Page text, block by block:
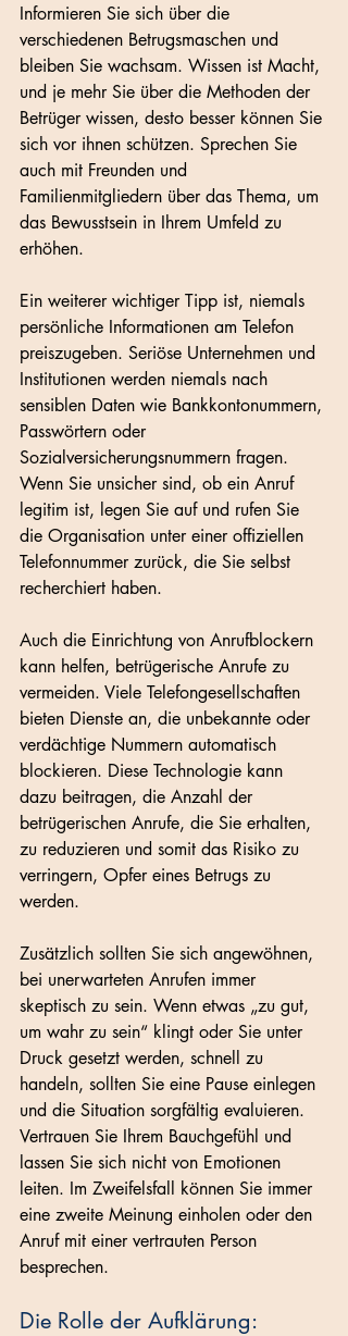
Informieren Sie sich über die
verschiedenen Betrugsmaschen und
bleiben Sie wachsam. Wissen ist Macht,
und je mehr Sie über die Methoden der
Betrüger wissen, desto besser können Sie
sich vor ihnen schützen. Sprechen Sie
auch mit Freunden und
Familienmitgliedern über das Thema, um
das Bewusstsein in Ihrem Umfeld zu
erhöhen.
Ein weiterer wichtiger Tipp ist, niemals
persönliche Informationen am Telefon
preiszugeben. Seriöse Unternehmen und
Institutionen werden niemals nach
sensiblen Daten wie Bankkontonummern,
Passwörtern oder
Sozialversicherungsnummern fragen.
Wenn Sie unsicher sind, ob ein Anruf
legitim ist, legen Sie auf und rufen Sie
die Organisation unter einer offiziellen
Telefonnummer zurück, die Sie selbst
recherchiert haben.
Auch die Einrichtung von Anrufblockern
kann helfen, betrügerische Anrufe zu
vermeiden. Viele Telefongesellschaften
bieten Dienste an, die unbekannte oder
verdächtige Nummern automatisch
blockieren. Diese Technologie kann
dazu beitragen, die Anzahl der
betrügerischen Anrufe, die Sie erhalten,
zu reduzieren und somit das Risiko zu
verringern, Opfer eines Betrugs zu
werden.
Zusätzlich sollten Sie sich angewöhnen,
bei unerwarteten Anrufen immer
skeptisch zu sein. Wenn etwas „zu gut,
um wahr zu sein“ klingt oder Sie unter
Druck gesetzt werden, schnell zu
handeln, sollten Sie eine Pause einlegen
und die Situation sorgfältig evaluieren.
Vertrauen Sie Ihrem Bauchgefühl und
lassen Sie sich nicht von Emotionen
leiten. Im Zweifelsfall können Sie immer
eine zweite Meinung einholen oder den
Anruf mit einer vertrauten Person
besprechen.
Die Rolle der Aufklärung: